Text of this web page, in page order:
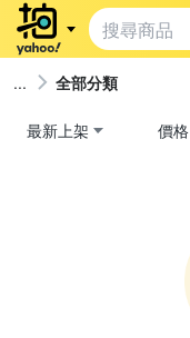
全部分類
最新上架 價格